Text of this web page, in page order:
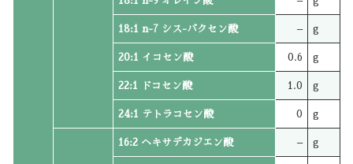
18:1 n-7 シス-バクセン酸 – g
20:1 イコセン酸 0.6 g
22:1 ドコセン酸 1.0 g
24:1 テトラコセン酸 0 g
16:2 ヘキサデカジエン酸 – g